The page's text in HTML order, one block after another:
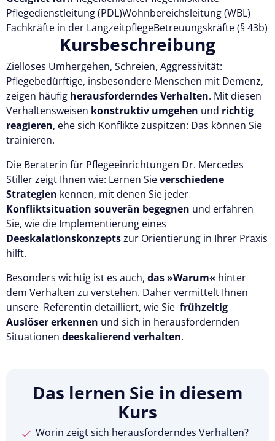
Pflegedienstleitung (PDL)Wohnbereichsleitung (WBL)
Fachkräfte in der LangzeitpflegeBetreuungskräfte (§ 43b)
Kursbeschreibung
Zielloses Umhergehen, Schreien, Aggressivität:
Pflegebedürftige, insbesondere Menschen mit Demenz,
zeigen häufig herausforderndes Verhalten. Mit diesen
Verhaltensweisen konstruktiv umgehen und richtig
reagieren, ehe sich Konflikte zuspitzen: Das können Sie
trainieren.
Die Beraterin für Pflegeeinrichtungen Dr. Mercedes
Stiller zeigt Ihnen wie: Lernen Sieverschiedene
Strategien kennen, mit denen Sie jeder
Konfliktsituation souverän begegnen und erfahren
Sie, wie die Implementierung eines
Deeskalationskonzeptszur Orientierung in Ihrer Praxis
hilft.
Besonders wichtig ist es auch, das »Warum« hinter
dem Verhalten zu verstehen. Daher vermittelt Ihnen
unsere Referentin detailliert, wie Sie frühzeitig
Auslöser erkennen und sich in herausfordernden
Situationen deeskalierend verhalten.
Das lernen Sie in diesem
Kurs
Worin zeigt sich herausforderndes Verhalten?